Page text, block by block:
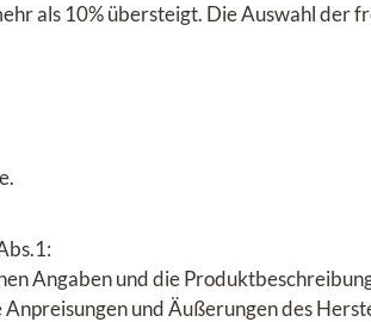
als 10% übersteigt. Die Auswahl der
Angaben und die
und Äußerungen des